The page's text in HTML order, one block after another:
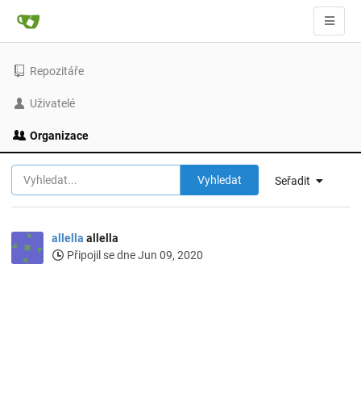
Repozitáře
Uživatelé
Organizace
Seřadit
Vyhledat
allella allella
Připojil se dne Jun 09, 2020